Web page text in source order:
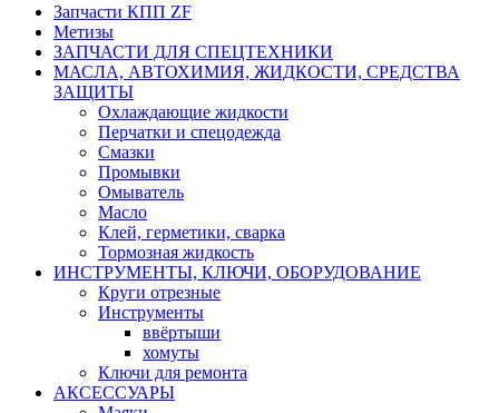
Запчасти КПП ZF
Метизы
ЗАПЧАСТИ ДЛЯ СПЕЦТЕХНИКИ
МАСЛА, АВТОХИМИЯ, ЖИДКОСТИ, СРЕДСТВА
ЗАЩИТЫ
Охлаждающие жидкости
Перчатки и спецодежда
Смазки
Промывки
Омыватель
Масло
Клей, герметики, сварка
Тормозная жидкость
ИНСТРУМЕНТЫ, КЛЮЧИ, ОБОРУДОВАНИЕ
Круги отрезные
Инструменты
ввёртыши
хомуты
Ключи для ремонта
АКСЕССУАРЫ